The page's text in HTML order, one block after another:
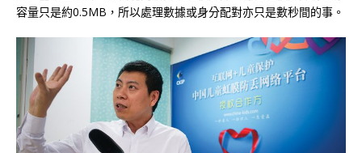
容量只是約0.5MB，所以處理數據或身分配對亦只是數秒間的事。